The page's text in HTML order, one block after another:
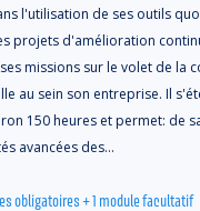
l'utilisation de ses outils
projets d'amélioration
missions sur le volet de la
au sein son entreprise. Il
150 heures et permet: de
avancées des…
obligatoires + 1 module facultatif